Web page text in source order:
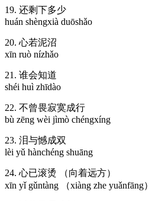
19. 还剩下多少
huán shèngxià duōshǎo
20. 心若泥沼
xīn ruò nízhǎo
21. 谁会知道
shéi huì zhīdào
22. 不曾畏寂寞成行
bù zēng wèi jìmò chéngxíng
23. 泪与憾成双
lèi yǔ hànchéng shuāng
24. 心已滚烫 （向着远方）
xīn yǐ gǔntàng （xiàng zhe yuǎnfāng）